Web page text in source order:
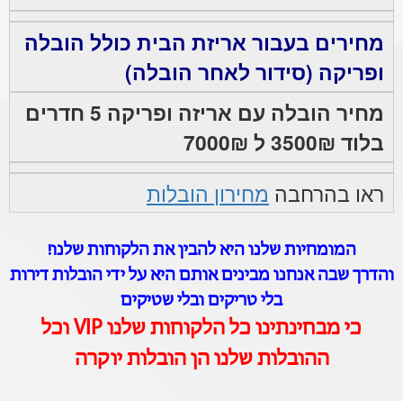
מחירים בעבור אריזת הבית כולל הובלה
ופריקה (סידור לאחר הובלה)
מחיר הובלה עם אריזה ופריקה 5 חדרים
בלוד 3500₪ ל 7000₪
ראו בהרחבה מחירון הובלות
המומחיות שלנו היא להבין את הלקוחות שלנו!
והדרך שבה אנחנו מבינים אותם היא על ידי הובלות דירות
בלי טריקים ובלי שטיקים
כי מבחינתינו כל הלקוחות שלנו VIP וכל
ההובלות שלנו הן הובלות יוקרה